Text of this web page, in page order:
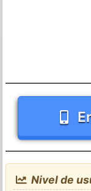
Nivel de